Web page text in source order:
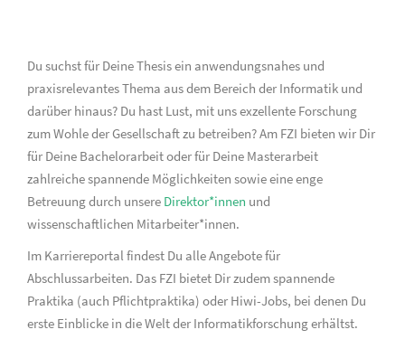
Du suchst für Deine Thesis ein anwendungsnahes und
praxisrelevantes Thema aus dem Bereich der Informatik und
darüber hinaus? Du hast Lust, mit uns exzellente Forschung
zum Wohle der Gesellschaft zu betreiben? Am FZI bieten wir Dir
für Deine Bachelorarbeit oder für Deine Masterarbeit
zahlreiche spannende Möglichkeiten sowie eine enge
Betreuung durch unsere Direktor*innen und
wissenschaftlichen Mitarbeiter*innen.
Im Karriereportal findest Du alle Angebote für
Abschlussarbeiten. Das FZI bietet Dir zudem spannende
Praktika (auch Pflichtpraktika) oder Hiwi-Jobs, bei denen Du
erste Einblicke in die Welt der Informatikforschung erhältst.